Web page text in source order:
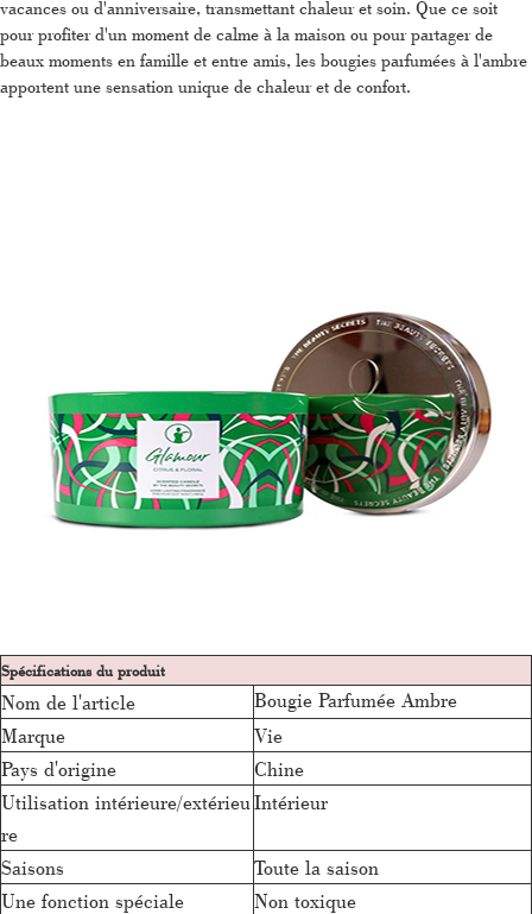
vacances ou d'anniversaire, transmettant chaleur et soin. Que ce soit
pour profiter d'un moment de calme à la maison ou pour partager de
beaux moments en famille et entre amis, les bougies parfumées à l'ambre
apportent une sensation unique de chaleur et de confort.
Spécifications du produit
Nom de l'article
Bougie Parfumée Ambre
Marque
Vie
Pays d'origine
Chine
Utilisation intérieure/extérieu
re
Intérieur
Saisons
Toute la saison
Une fonction spéciale
Non toxique